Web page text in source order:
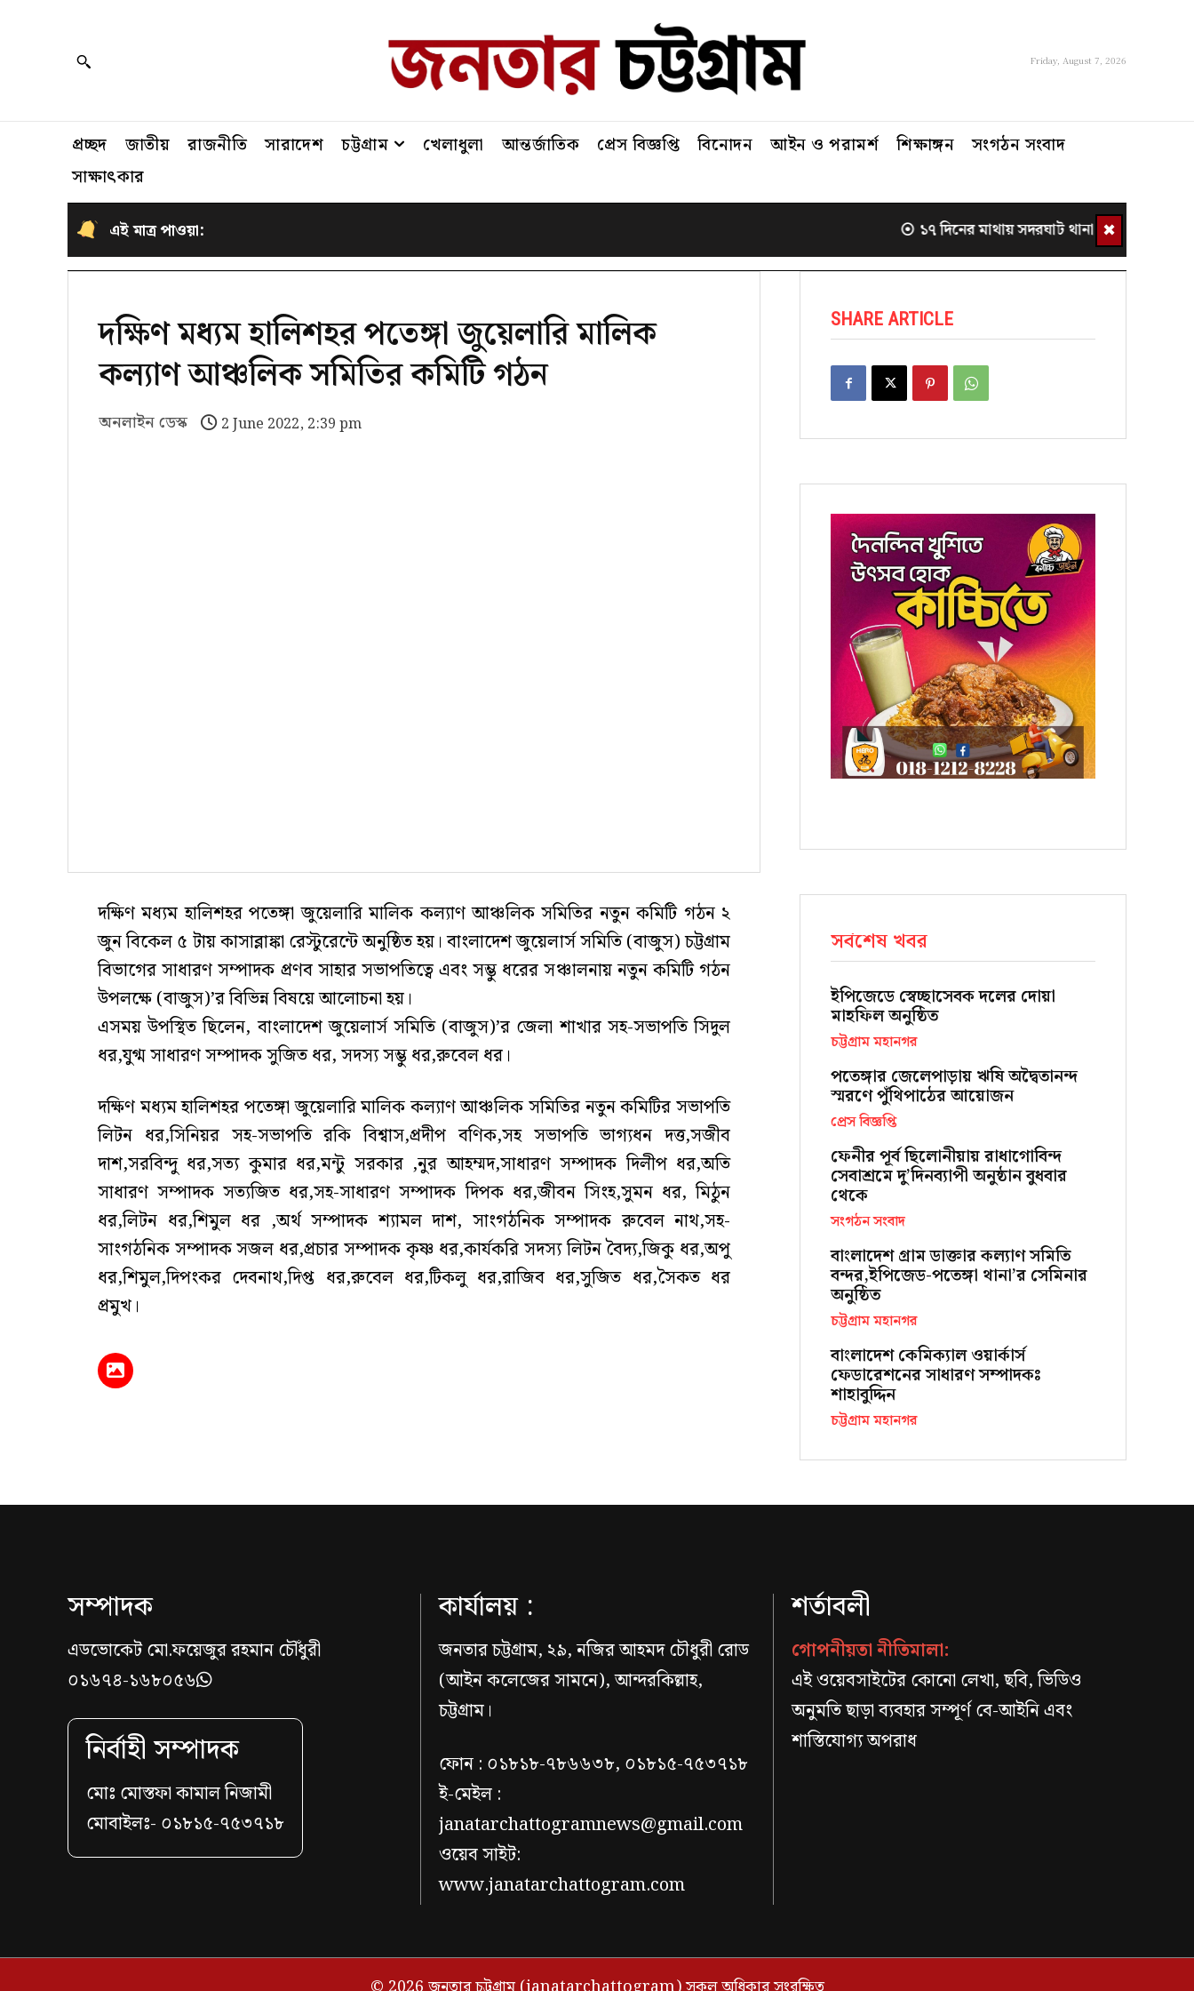
Friday, August 7, 2026
প্রচ্ছদ জাতীয় রাজনীতি সারাদেশ চট্টগ্রাম খেলাধুলা আন্তর্জাতিক প্রেস বিজ্ঞপ্তি বিনোদন আইন ও পরামর্শ শিক্ষাঙ্গন
সংগঠন সংবাদ
সাক্ষাৎকার
এই মাত্র পাওয়া: ১৭ দিনের মাথায় সদরঘাট থানা থেকে সরলেন
✖
দক্ষিণ মধ্যম হালিশহর পতেঙ্গা জুয়েলারি মালিক
কল্যাণ আঞ্চলিক সমিতির কমিটি গঠন
অনলাইন ডেস্ক 2 June 2022, 2:39 pm
দক্ষিণ মধ্যম হালিশহর পতেঙ্গা জুয়েলারি মালিক কল্যাণ আঞ্চলিক সমিতির নতুন কমিটি গঠন ২
জুন বিকেল ৫ টায় কাসাব্লাঙ্কা রেস্টুরেন্টে অনুষ্ঠিত হয়। বাংলাদেশ জুয়েলার্স সমিতি (বাজুস) চট্টগ্রাম
বিভাগের সাধারণ সম্পাদক প্রণব সাহার সভাপতিত্বে এবং সম্ভু ধরের সঞ্চালনায় নতুন কমিটি গঠন
উপলক্ষে (বাজুস)’র বিভিন্ন বিষয়ে আলোচনা হয়।
এসময় উপস্থিত ছিলেন, বাংলাদেশ জুয়েলার্স সমিতি (বাজুস)’র জেলা শাখার সহ-সভাপতি সিদুল
ধর,যুগ্ম সাধারণ সম্পাদক সুজিত ধর, সদস্য সম্ভু ধর,রুবেল ধর।
দক্ষিণ মধ্যম হালিশহর পতেঙ্গা জুয়েলারি মালিক কল্যাণ আঞ্চলিক সমিতির নতুন কমিটির সভাপতি
লিটন ধর,সিনিয়র সহ-সভাপতি রকি বিশ্বাস,প্রদীপ বণিক,সহ সভাপতি ভাগ্যধন দত্ত,সজীব
দাশ,সরবিন্দু ধর,সত্য কুমার ধর,মন্টু সরকার ,নুর আহম্মদ,সাধারণ সম্পাদক দিলীপ ধর,অতি
সাধারণ সম্পাদক সত্যজিত ধর,সহ-সাধারণ সম্পাদক দিপক ধর,জীবন সিংহ,সুমন ধর, মিঠুন
ধর,লিটন ধর,শিমুল ধর ,অর্থ সম্পাদক শ্যামল দাশ, সাংগঠনিক সম্পাদক রুবেল নাথ,সহ-
সাংগঠনিক সম্পাদক সজল ধর,প্রচার সম্পাদক কৃষ্ণ ধর,কার্যকরি সদস্য লিটন বৈদ্য,জিকু ধর,অপু
ধর,শিমুল,দিপংকর দেবনাথ,দিপ্ত ধর,রুবেল ধর,টিকলু ধর,রাজিব ধর,সুজিত ধর,সৈকত ধর
প্রমুখ।
SHARE ARTICLE
সর্বশেষ খবর
ইপিজেডে স্বেচ্ছাসেবক দলের দোয়া
মাহফিল অনুষ্ঠিত
চট্টগ্রাম মহানগর
পতেঙ্গার জেলেপাড়ায় ঋষি অদ্বৈতানন্দ
স্মরণে পুঁথিপাঠের আয়োজন
প্রেস বিজ্ঞপ্তি
ফেনীর পূর্ব ছিলোনীয়ায় রাধাগোবিন্দ
সেবাশ্রমে দু’দিনব্যাপী অনুষ্ঠান বুধবার
থেকে
সংগঠন সংবাদ
বাংলাদেশ গ্রাম ডাক্তার কল্যাণ সমিতি
বন্দর,ইপিজেড-পতেঙ্গা থানা’র সেমিনার
অনুষ্ঠিত
চট্টগ্রাম মহানগর
বাংলাদেশ কেমিক্যাল ওয়ার্কার্স
ফেডারেশনের সাধারণ সম্পাদকঃ
শাহাবুদ্দিন
চট্টগ্রাম মহানগর
সম্পাদক
এডভোকেট মো.ফয়েজুর রহমান চৌঁধুরী
০১৬৭৪-১৬৮০৫৬
নির্বাহী সম্পাদক
মোঃ মোস্তফা কামাল নিজামী
মোবাইলঃ- ০১৮১৫-৭৫৩৭১৮
কার্যালয় :
জনতার চট্টগ্রাম, ২৯, নজির আহমদ চৌধুরী রোড
(আইন কলেজের সামনে), আন্দরকিল্লাহ,
চট্টগ্রাম।
ফোন : ০১৮১৮-৭৮৬৬৩৮, ০১৮১৫-৭৫৩৭১৮
ই-মেইল :
janatarchattogramnews@gmail.com
ওয়েব সাইট:
www.janatarchattogram.com
শর্তাবলী
গোপনীয়তা নীতিমালা:
এই ওয়েবসাইটের কোনো লেখা, ছবি, ভিডিও
অনুমতি ছাড়া ব্যবহার সম্পূর্ণ বে-আইনি এবং
শাস্তিযোগ্য অপরাধ